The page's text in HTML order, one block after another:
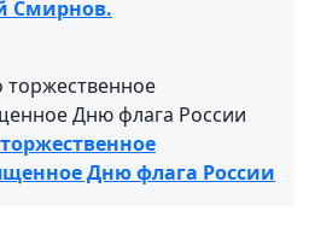
Смирнов.
Дню флага России